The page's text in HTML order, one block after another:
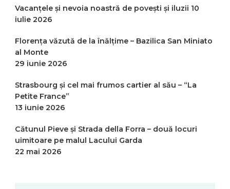
Vacanțele și nevoia noastră de povești și iluzii 10
iulie 2026
Florența văzută de la înălțime – Bazilica San Miniato
al Monte
29 iunie 2026
Strasbourg și cel mai frumos cartier al său – “La
Petite France”
13 iunie 2026
Cătunul Pieve și Strada della Forra – două locuri
uimitoare pe malul Lacului Garda
22 mai 2026